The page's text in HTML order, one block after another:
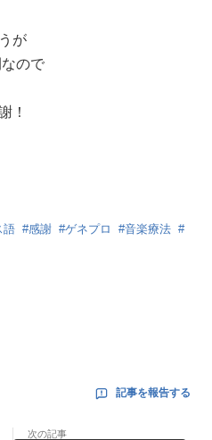
が
ので
！
語 #感謝 #ゲネプロ #音楽療法 #
記事を報告する
次の記事